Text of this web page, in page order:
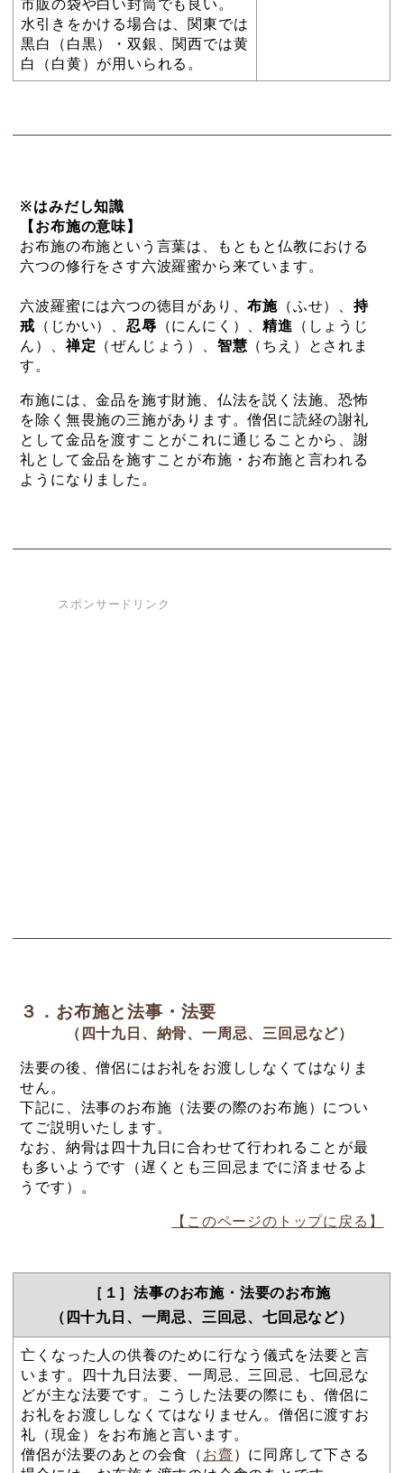
水引きをかける場合は、関東では
黒白（白黒）・双銀、関西では黄
白（白黄）が用いられる。
※はみだし知識
【お布施の意味】
お布施の布施という言葉は、もともと仏教における
六つの修行をさす六波羅蜜から来ています。
六波羅蜜には六つの徳目があり、布施 （ふせ）、 持
戒 （じかい）、忍辱 （にんにく）、精進 （しょうじ
ん）、 禅定 （ぜんじょう）、 智慧 （ちえ）とされま
す。
布施には、金品を施す財施、仏法を説く法施、恐怖
を除く無畏施の三施があります。僧侶に読経の謝礼
として金品を渡すことがこれに通じることから、謝
礼として金品を施すことが布施・お布施と言われる
ようになりました。
スポンサードリンク
３．お布施と法事・法要
（四十九日、納骨、一周忌、三回忌など）
法要の後、僧侶にはお礼をお渡ししなくてはなりま
せん。
下記に、法事のお布施（法要の際のお布施）につい
てご説明いたします。
なお、納骨は四十九日に合わせて行われることが最
も多いようです（遅くとも三回忌までに済ませるよ
うです）。
【このページのトップに戻る】
［１］法事のお布施・法要のお布施
（四十九日、一周忌、三回忌、七回忌など）
亡くなった人の供養のために行なう儀式を法要と言
います。四十九日法要、一周忌、三回忌、七回忌な
どが主な法要です。こうした法要の際にも、僧侶に
お礼をお渡ししなくてはなりません。僧侶に渡すお
礼（現金）をお布施と言います。
僧侶が法要のあとの会食（お齋）に同席して下さる